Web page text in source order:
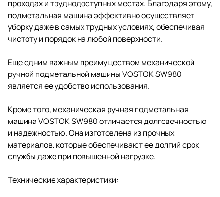
проходах и труднодоступных местах. Благодаря этому,
подметальная машина эффективно осуществляет
уборку даже в самых трудных условиях, обеспечивая
чистоту и порядок на любой поверхности.
Еще одним важным преимуществом механической
ручной подметальной машины VOSTOK SW980
является ее удобство использования.
Кроме того, механическая ручная подметальная
машина VOSTOK SW980 отличается долговечностью
и надежностью. Она изготовлена из прочных
материалов, которые обеспечивают ее долгий срок
службы даже при повышенной нагрузке.
Технические характеристики: